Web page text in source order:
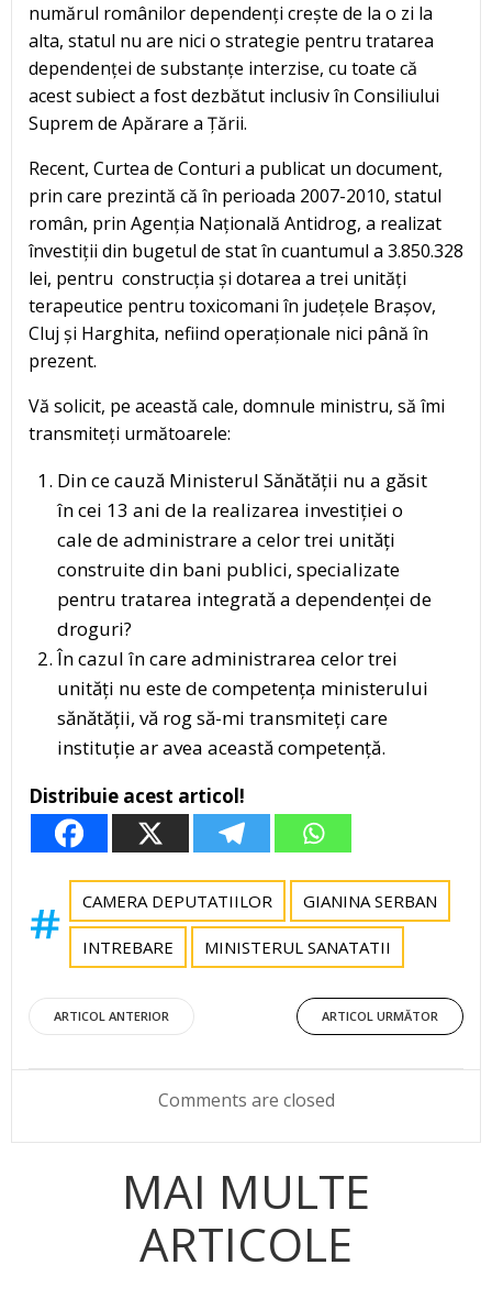
numărul românilor dependenți crește de la o zi la
alta, statul nu are nici o strategie pentru tratarea
dependenței de substanțe interzise, cu toate că
acest subiect a fost dezbătut inclusiv în Consiliului
Suprem de Apărare a Țării.
Recent, Curtea de Conturi a publicat un document,
prin care prezintă că în perioada 2007-2010, statul
român, prin Agenția Națională Antidrog, a realizat
învestiții din bugetul de stat în cuantumul a 3.850.328
lei, pentru construcția și dotarea a trei unități
terapeutice pentru toxicomani în județele Brașov,
Cluj și Harghita, nefiind operaționale nici până în
prezent.
Vă solicit, pe această cale, domnule ministru, să îmi
transmiteți următoarele:
Din ce cauză Ministerul Sănătății nu a găsit
în cei 13 ani de la realizarea investiției o
cale de administrare a celor trei unități
construite din bani publici, specializate
pentru tratarea integrată a dependenței de
droguri?
În cazul în care administrarea celor trei
unități nu este de competența ministerului
sănătății, vă rog să-mi transmiteți care
instituție ar avea această competență.
Distribuie acest articol!
CAMERA DEPUTATIILOR GIANINA SERBAN
INTREBARE MINISTERUL SANATATII
Post
navigation
ARTICOL ANTERIOR
Post
navigation
ARTICOL URMĂTOR
Comments are closed
MAI MULTE
ARTICOLE